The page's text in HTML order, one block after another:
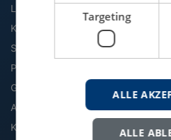
Literatur & Sprache
Kommunikation & Medien
Soziologie
Politik
Geschichte
Archäologie & Altertum
Kultur, Kunst & Musik
Targeting
ALLE
ALLE